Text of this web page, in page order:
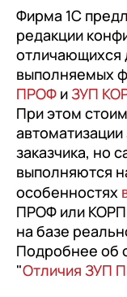
Фирма 1С
редакции
отличающихся
выполняемых
ПРОФ иЗУП
При этом
заказчика, но
выполняются
особенностях
ПРОФ или КОРП
на базе
Подробнее об
"Отличия ЗУП